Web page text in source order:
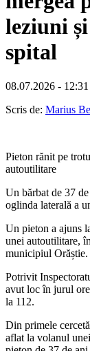
leziuni
spital
08.07.2026 - 12:31
Scris de: Marius
Pieton rănit pe
autoutilitare
Un bărbat de 37
oglinda laterală a
Un pieton a ajuns
unei autoutilitare,
municipiul Orăștie.
Potrivit
avut loc în jurul
la 112.
Din primele
aflat la volanul